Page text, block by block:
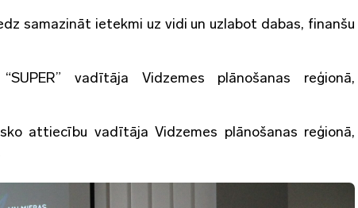
samazināt ietekmi uz vidi un uzlabot dabas, finanšu
vadītāja Vidzemes plānošanas reģionā,
attiecību vadītāja Vidzemes plānošanas reģionā,